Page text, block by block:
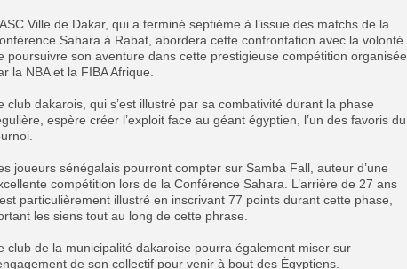
Ville de Dakar, qui a terminé septième à l’issue des matchs de la
Sahara à Rabat, abordera cette confrontation avec la volonté
poursuivre son aventure dans cette prestigieuse compétition organisée
la NBA et la FIBA Afrique.
club dakarois, qui s’est illustré par sa combativité durant la phase
espère créer l’exploit face au géant égyptien, l’un des favoris du
joueurs sénégalais pourront compter sur Samba Fall, auteur d’une
compétition lors de la Conférence Sahara. L’arrière de 27 ans
particulièrement illustré en inscrivant 77 points durant cette phase,
les siens tout au long de cette phrase.
club de la municipalité dakaroise pourra également miser sur
de son collectif pour venir à bout des Égyptiens.